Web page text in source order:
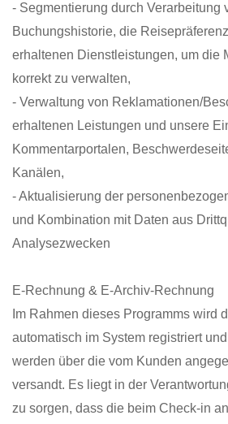
- Segmentierung durch Verarbeitung
Buchungshistorie, die
erhaltenen Dienstleistungen, um die
korrekt zu verwalten,
- Verwaltung von Reklamationen/
erhaltenen Leistungen und unsere
Kommentarportalen,
Kanälen,
- Aktualisierung der
und Kombination mit Daten aus
Analysezwecken
E-Rechnung & E-Archiv-Rechnung
Im Rahmen dieses Programms wird
automatisch im System registriert
werden über die vom Kunden
versandt. Es liegt in der
zu sorgen, dass die beim Check-in